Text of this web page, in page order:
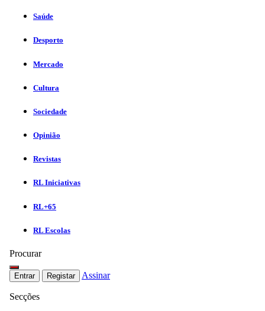
Saúde
Desporto
Mercado
Cultura
Sociedade
Opinião
Revistas
RL Iniciativas
RL+65
RL Escolas
Procurar
Entrar Registar Assinar
Secções